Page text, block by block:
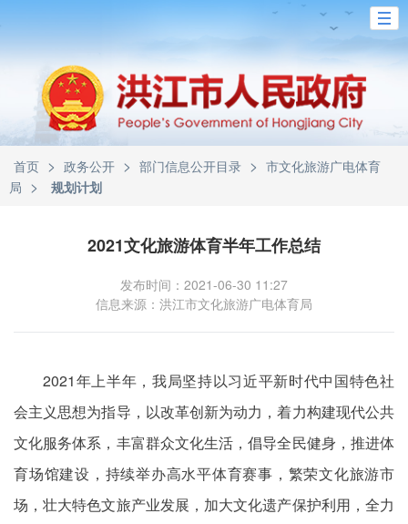
首页 > 政务公开 > 部门信息公开目录 > 市文化旅游广电体育
局 > 规划计划
2021文化旅游体育半年工作总结
发布时间：2021-06-30 11:27
信息来源：洪江市文化旅游广电体育局
2021年上半年，我局坚持以习近平新时代中国特色社
会主义思想为指导，以改革创新为动力，着力构建现代公共
文化服务体系，丰富群众文化生活，倡导全民健身，推进体
育场馆建设，持续举办高水平体育赛事，繁荣文化旅游市
场，壮大特色文旅产业发展，加大文化遗产保护利用，全力